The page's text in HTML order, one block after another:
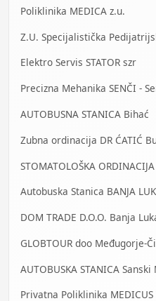
Poliklinika MEDICA z.u.
Elektro Servis STATOR szr
Precizna Mehanika SENČI -
AUTOBUSNA STANICA Bihać
Zubna ordinacija DR ĆATIĆ
STOMATOLOŠKA
Autobuska Stanica BANJA
DOM TRADE D.O.O. Banja
GLOBTOUR doo Međugorje-
AUTOBUSKA STANICA Sanski
Privatna Poliklinika MEDICUS